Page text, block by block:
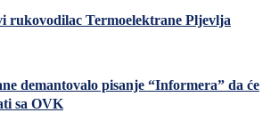
rukovodilac Termoelektrane Pljevlja
demantovalo pisanje “Informera” da će
sa OVK